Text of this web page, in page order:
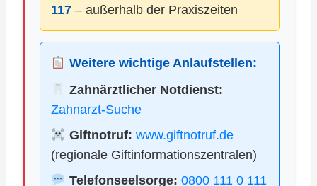
117 – außerhalb der Praxiszeiten
Weitere wichtige Anlaufstellen:
Zahnärztlicher Notdienst:
Zahnarzt-Suche
Giftnotruf: www.giftnotruf.de
(regionale Giftinformationszentralen)
Telefonseelsorge: 0800 111 0 111